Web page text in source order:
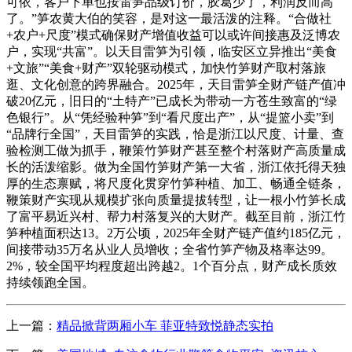
了。”笋农黄大伯的笑容，是对这一最活泼的注释。“合做社
+农户+尺度”模式确保财产增值收益可以或许间接惠及泛博农
户，实现“共富”。以天目雷笋为引领，临安区立异推出“美食
+文旅”“美食+财产”双轮驱动模式，加快竹笋财产取村落旅
逛、文化创意的跨界融合。2025年，天目雷笋全财产链产值冲
破20亿元，旧日的“土特产”已成长为带动一方苍生致富的“绿
色银行”。从“凭经验种笋”到“看尺度出产”，从“提篮小卖”到
“品牌行全国”，天目雷笋的实践，恰是浙江以尺度、计量、查
验检测工做为抓手，鞭策竹笋财产甚至整个村落财产高质量成
长的活泼缩影。做为全国竹笋财产第一大省，浙江依托得天独
厚的生态禀赋，将尺度化贯穿竹笋种植、加工、畅通全链条，
鞭策财产实现从规模扩张向质量提拔转型，让一根小竹笋长成
了富平易近兴村、帮力村落复兴的大财产。截至目前，浙江竹
笋种植面积达13。2万公顷，2025年全财产链产值约185亿元，
间接带动35万名从业人员增收；全省竹笋产物及格率达99。
2%，较全国平均程度超出跨越2。1个百分点，财产成长质效
持续领跑全国。
上一篇： 精品掀背两厢小车 菲亚特致悦静态实拍